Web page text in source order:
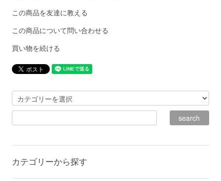
この商品を友達に教える
この商品について問い合わせる
買い物を続ける
カテゴリーから探す